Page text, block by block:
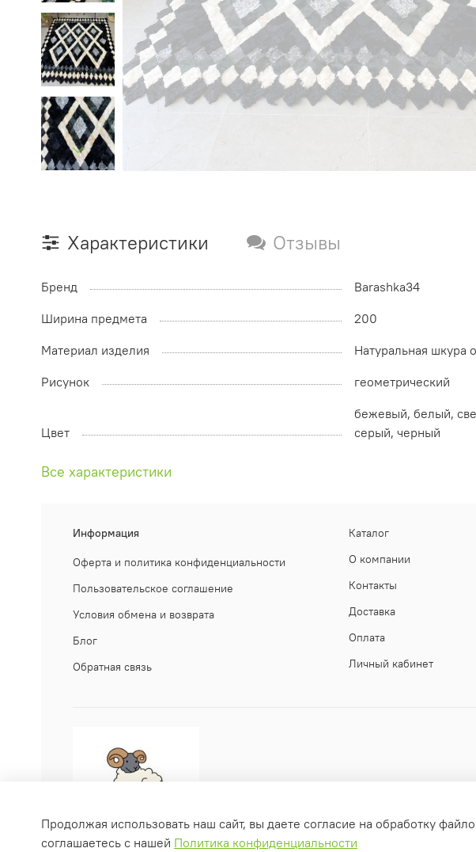
Характеристики Отзывы
Бренд Barashka34
Ширина предмета
200
Материал изделия
Натуральная шкура
Рисунок
геометрический
Цвет
бежевый, белый,
серый, черный
Все характеристики
Информация
Оферта и политика конфиденциальности
Пользовательское соглашение
Условия обмена и возврата
Блог
Обратная связь
Каталог
О компании
Контакты
Доставка
Оплата
Личный кабинет
Продолжая использовать наш сайт, вы даете согласие на обработку
соглашаетесь с нашей Политика конфиденциальности